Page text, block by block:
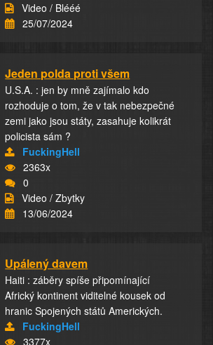
Video / Blééé
25/07/2024
Jeden polda proti všem
U.S.A. : jen by mně zajímalo kdo
rozhoduje o tom, že v tak nebezpečné
zemi jako jsou státy, zasahuje kolikrát
policista sám ?
FuckingHell
2363x
0
Video / Zbytky
13/06/2024
Upálený davem
Haiti : záběry spíše připomínající
Africký kontinent viditelné kousek od
hranic Spojených států Amerických.
FuckingHell
3377x